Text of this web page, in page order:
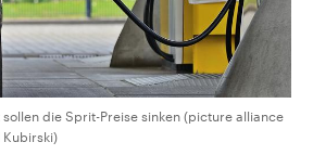
sollen die Sprit-Preise sinken (picture alliance
Kubirski)